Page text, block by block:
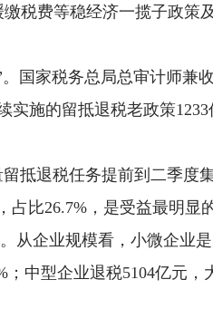
税费等稳经济一揽子政策
国家税务总局总审计师兼
施的留抵退税老政策
抵退税任务提前到二季度
比26.7%，是受益最明显
从企业规模看，小微企业
中型企业退税5104亿元